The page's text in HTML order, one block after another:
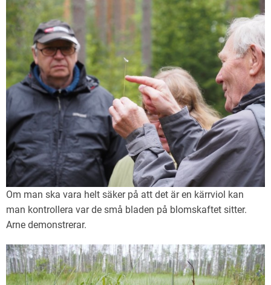
Om man ska vara helt säker på att det är en kärrviol kan
man kontrollera var de små bladen på blomskaftet sitter.
Arne demonstrerar.